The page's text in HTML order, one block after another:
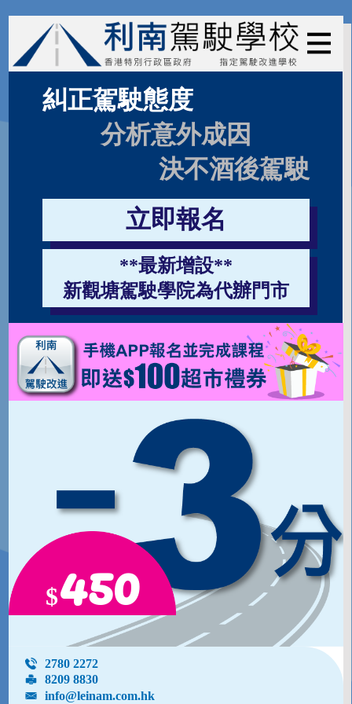
糾正駕駛態度
分析意外成因
決不酒後駕駛
立即報名
**最新增設**
新觀塘駕駛學院為代辦門市
$450
2780 2272
8209 8830
info@leinam.com.hk